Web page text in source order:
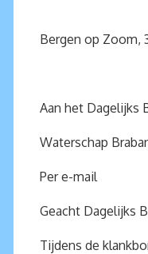
Bergen op Zoom,
Aan het Dagelijks
Waterschap
Per e-mail
Geacht Dagelijks
Tijdens de